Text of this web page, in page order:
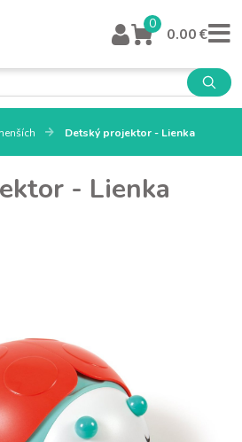
0
0.00 €
Detský projektor - Lienka
- Lienka